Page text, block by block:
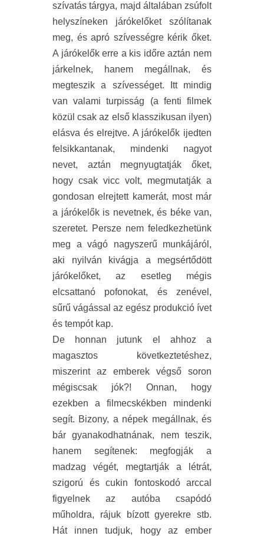
szívatás tárgya, majd általában zsúfolt
helyszíneken járókelőket szólítanak
meg, és apró szívességre kérik őket.
A járókelők erre a kis időre aztán nem
járkelnek, hanem megállnak, és
megteszik a szívességet. Itt mindig
van valami turpisság (a fenti filmek
közül csak az első klasszikusan ilyen)
elásva és elrejtve. A járókelők ijedten
felsikkantanak, mindenki nagyot
nevet, aztán megnyugtatják őket,
hogy csak vicc volt, megmutatják a
gondosan elrejtett kamerát, most már
a járókelők is nevetnek, és béke van,
szeretet. Persze nem feledkezhetünk
meg a vágó nagyszerű munkájáról,
aki nyilván kivágja a megsértődött
járókelőket, az esetleg mégis
elcsattanó pofonokat, és zenével,
sűrű vágással az egész produkció ívet
és tempót kap.
De honnan jutunk el ahhoz a
magasztos következtetéshez,
miszerint az emberek végső soron
mégiscsak jók?! Onnan, hogy
ezekben a filmecskékben mindenki
segít. Bizony, a népek megállnak, és
bár gyanakodhatnának, nem teszik,
hanem segítenek: megfogják a
madzag végét, megtartják a létrát,
szigorú és cukin fontoskodó arccal
figyelnek az autóba csapódó
műholdra, rájuk bízott gyerekre stb.
Hát innen tudjuk, hogy az ember